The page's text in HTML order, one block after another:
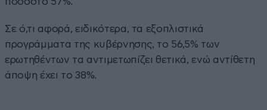
Σε ό,τι αφορά, ειδικότερα, τα εξοπλιστικά
προγράμματα της κυβέρνησης, το 56,5% των
ερωτηθέντων τα αντιμετωπίζει θετικά, ενώ αντίθετη
άποψη έχει το 38%.